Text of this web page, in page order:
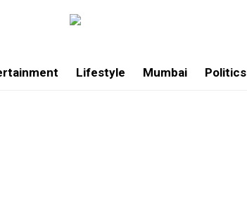
Lifestyle Mumbai Politics